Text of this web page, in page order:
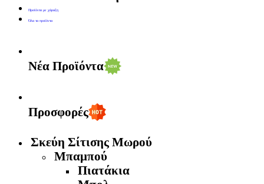
Προϊόντα με χάραξη
Όλα τα προϊόντα
Νέα Προϊόντα
Προσφορές
Σκεύη Σίτισης Μωρού
Μπαμπού
Πιατάκια